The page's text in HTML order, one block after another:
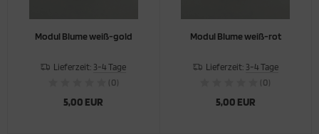
Modul Blume weiß-gold
Lieferzeit: 3-4 Tage
(0)
5,00 EUR
Modul Blume weiß-rot
Lieferzeit: 3-4 Tage
(0)
5,00 EUR